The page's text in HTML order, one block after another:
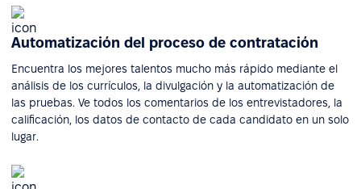
Automatización del proceso de contratación
Encuentra los mejores talentos mucho más rápido mediante el
análisis de los currículos, la divulgación y la automatización de
las pruebas. Ve todos los comentarios de los entrevistadores, la
calificación, los datos de contacto de cada candidato en un solo
lugar.